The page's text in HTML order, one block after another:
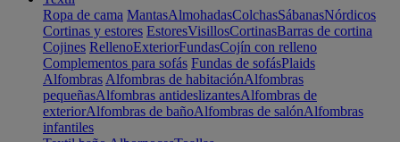
Ropa de cama MantasAlmohadasColchasSábanasNórdicos
Cortinas y estores EstoresVisillosCortinasBarras de cortina
Cojines RellenoExteriorFundasCojín con relleno
Complementos para sofás Fundas de sofásPlaids
Alfombras Alfombras de habitaciónAlfombras
pequeñasAlfombras antideslizantesAlfombras de
exteriorAlfombras de bañoAlfombras de salónAlfombras
infantiles